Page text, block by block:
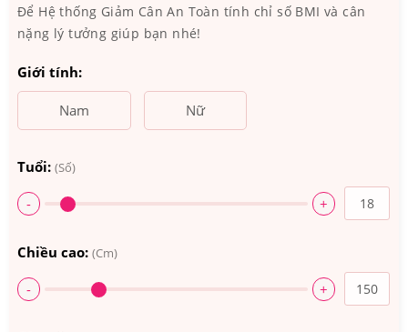
Nếu các bạn dùng kéo dài 1-3 tháng, ngày uống hai viên
sữa ong chúa Rebirth Platinum Royal Jelly, có thể cải
thiện tích cực tình trạng nám da, trứng cá và lão hóa da,
đồng thời cơ thể sẽ khỏe mạnh, yêu đời hơn với một làn
da khỏe, mịn màng không tì vết.
Để Hệ thống Giảm Cân An Toàn tính chỉ số BMI và cân
nặng lý tưởng giúp bạn nhé!
Giới tính:
Nam Nữ
Tuổi: (Số)
- +
Chiều cao: (Cm)
- +